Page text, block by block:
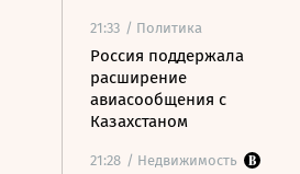
21:33 / Политика
Россия поддержала
расширение
авиасообщения с
Казахстаном
21:28 / Недвижимость